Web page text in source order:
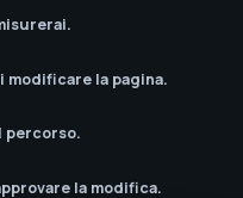
modificare la pagina.
percorso.
la modifica.